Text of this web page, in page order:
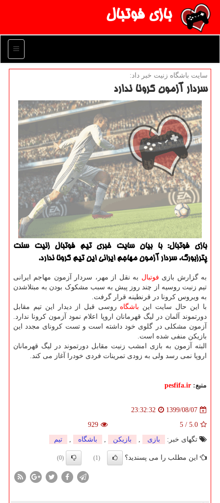
بازی فوتبال
منو
سایت باشگاه زنیت خبر داد:
سردار آزمون كرونا ندارد
بازی فوتبال: با بیان سایت خبری تیم فوتبال زنیت سنت
پترزبورگ، سردار آزمون مهاجم ایرانی این تیم كرونا ندارد.
به گزارش بازی فوتبال به نقل از مهر، سردار آزمون مهاجم ایرانی
تیم زنیت روسیه از چند روز پیش به سبب مشکوک بودن به مبتلاشدن
به ویروس کرونا در قرنطینه قرار گرفت.
با این حال سایت این باشگاه روسی قبل از دیدار این تیم مقابل
دورتموند آلمان در لیگ قهرمانان اروپا اعلام نمود آزمون کرونا ندارد.
آزمون مشکلی در گلوی خود داشته است و تست کرونای مجدد این
بازیکن منفی شده است.
البته آزمون به بازی امشب زنیت مقابل دورتموند در لیگ قهرمانان
اروپا نمی رسد ولی به زودی تمرینات فردی خودرا آغاز می کند.
منبع: pesfifa.ir
1399/08/07
23:32:32
5.0
/
5
929
تگهای خبر:
بازی , بازیكن , باشگاه , تیم
این مطلب را می پسندید؟ (1)
(0)